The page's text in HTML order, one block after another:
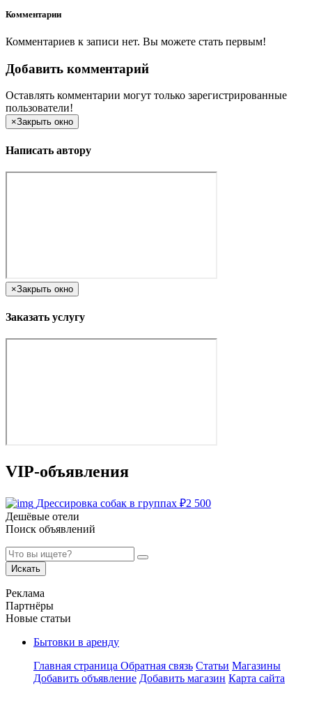
Комментарии
Комментариев к записи нет. Вы можете стать первым!
Добавить комментарий
Оставлять комментарии могут только зарегистрированные
пользователи!
×Закрыть окно
Написать автору
×Закрыть окно
Заказать услугу
VIP-объявления
Дрессировка собак в группах ₽2 500
Дешёвые отели
Поиск объявлений
Искать
Реклама
Партнёры
Новые статьи
Бытовки в аренду
Главная страница Обратная связь Статьи Магазины
Добавить объявление Добавить магазин Карта сайта